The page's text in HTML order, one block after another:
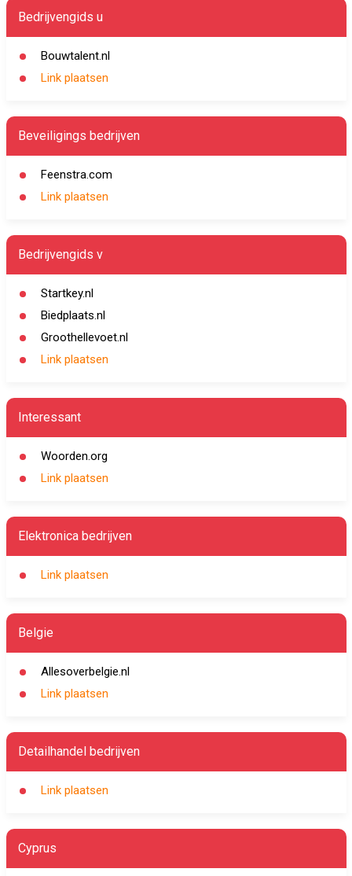
Bedrijvengids u
Bouwtalent.nl
Link plaatsen
Beveiligings bedrijven
Feenstra.com
Link plaatsen
Bedrijvengids v
Startkey.nl
Biedplaats.nl
Groothellevoet.nl
Link plaatsen
Interessant
Woorden.org
Link plaatsen
Elektronica bedrijven
Link plaatsen
Belgie
Allesoverbelgie.nl
Link plaatsen
Detailhandel bedrijven
Link plaatsen
Cyprus